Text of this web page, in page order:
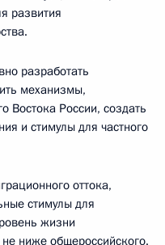
развития
разработать
механизмы,
Востока России, создать
и стимулы для частного
оттока,
стимулы для
жизни
ниже общероссийского.